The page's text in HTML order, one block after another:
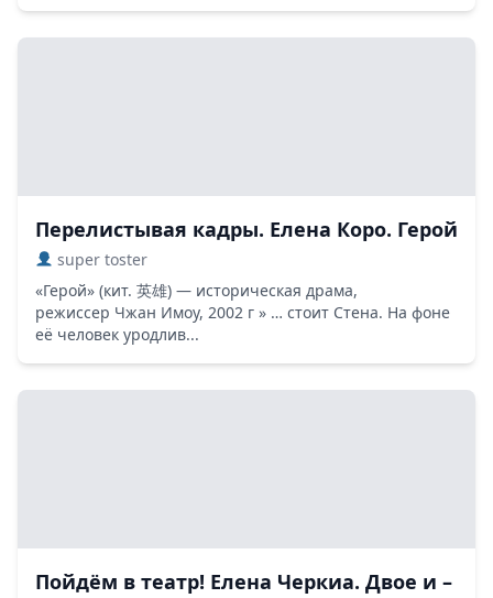
Перелистывая кадры. Елена Коро. Герой
super toster
«Герой» (кит. 英雄) — историческая драма,
режиссер Чжан Имоу, 2002 г » … стоит Стена. На фоне
её человек уродлив...
Пойдём в театр! Елена Черкиа. Двое и –